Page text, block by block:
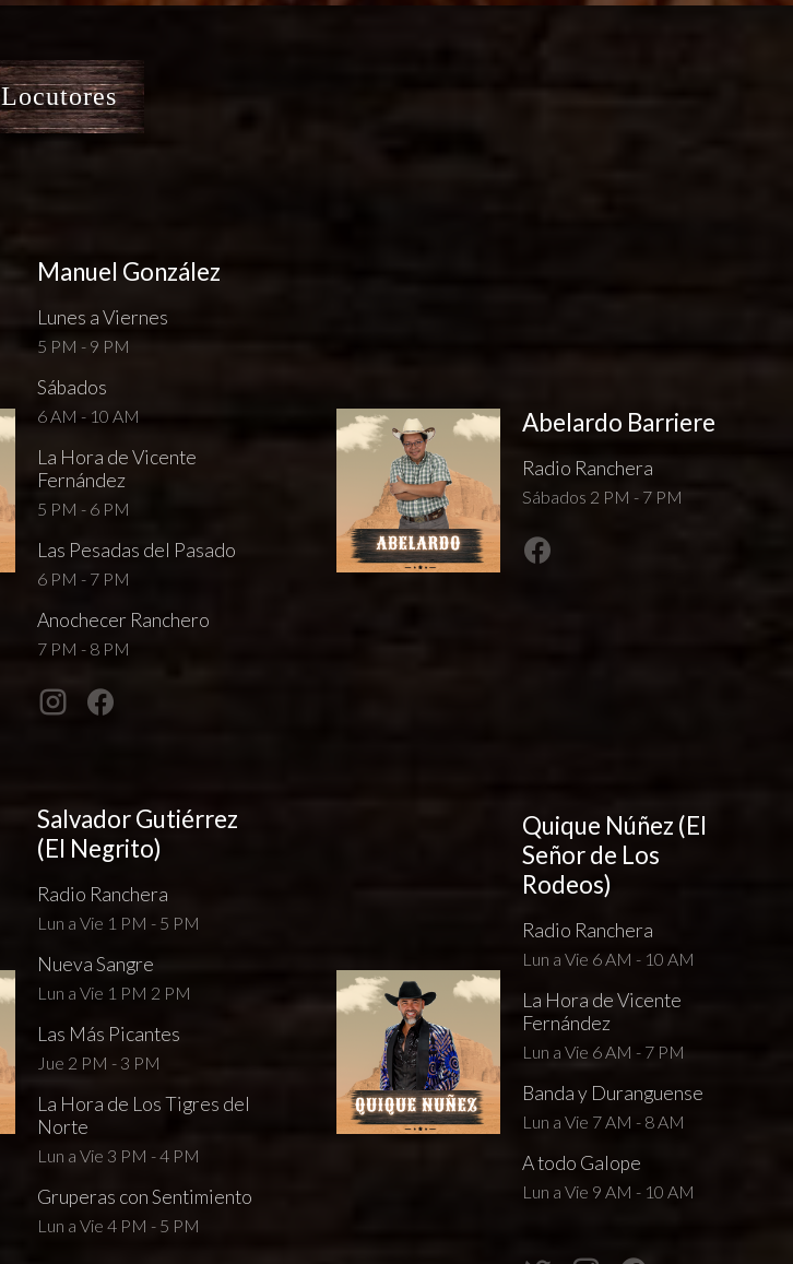
Locutores
Manuel González
Lunes a Viernes
5 PM - 9 PM
Sábados
6 AM - 10 AM
La Hora de Vicente
Fernández
5 PM - 6 PM
Las Pesadas del Pasado
6 PM - 7 PM
Anochecer Ranchero
7 PM - 8 PM
Abelardo Barriere
Radio Ranchera
Sábados 2 PM - 7 PM
Salvador Gutiérrez
(El Negrito)
Radio Ranchera
Lun a Vie 1 PM - 5 PM
Nueva Sangre
Lun a Vie 1 PM 2 PM
Las Más Picantes
Jue 2 PM - 3 PM
La Hora de Los Tigres del
Norte
Lun a Vie 3 PM - 4 PM
Gruperas con Sentimiento
Lun a Vie 4 PM - 5 PM
Quique Núñez (El
Señor de Los
Rodeos)
Radio Ranchera
Lun a Vie 6 AM - 10 AM
La Hora de Vicente
Fernández
Lun a Vie 6 AM - 7 PM
Banda y Duranguense
Lun a Vie 7 AM - 8 AM
A todo Galope
Lun a Vie 9 AM - 10 AM